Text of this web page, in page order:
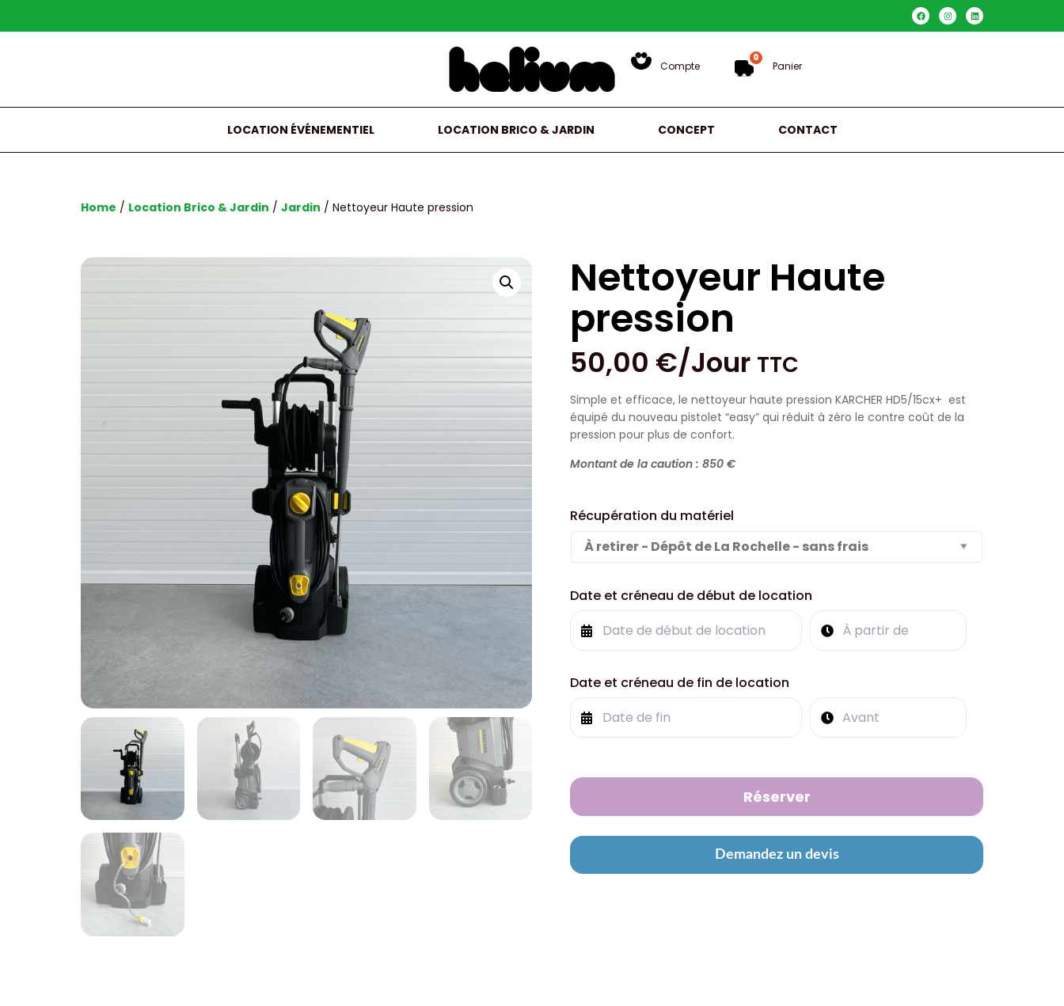
Compte
0
Panier
LOCATION ÉVÉNEMENTIEL LOCATION BRICO & JARDIN CONCEPT CONTACT
Home / Location Brico & Jardin / Jardin / Nettoyeur Haute pression
Nettoyeur Haute
pression
50,00 €/Jour TTC
Simple et efficace, le nettoyeur haute pression KARCHER HD5/15cx+ est
équipé du nouveau pistolet “easy” qui réduit à zéro le contre coût de la
pression pour plus de confort.
Montant de la caution : 850 €
Récupération du matériel
À retirer - Dépôt de La Rochelle - sans frais
Date et créneau de début de location
Date et créneau de fin de location
Réserver
Demandez un devis